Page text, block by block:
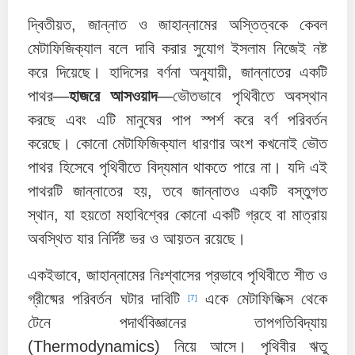
দ্বিতীয়ত, জান্নাত ও জাহান্নামের অস্তিত্বকে কেবল
মেটাফিজিক্যাল বলে দাবি করার সুযোগ ইসলাম নিজেই নষ্ট
করে দিয়েছে। হাদিসের বর্ণনা অনুযায়ী, জান্নাতের একটি
পাথর—হাজরে আসওয়াদ—ভৌতভাবে পৃথিবীতে অবস্থান
করছে এবং এটি মানুষের পাপ স্পর্শ করে বর্ণ পরিবর্তন
করেছে। কোনো মেটাফিজিক্যাল ধারণার অংশ কখনোই ভৌত
পাথর হিসেবে পৃথিবীতে বিদ্যমান থাকতে পারে না। যদি এই
পাথরটি জান্নাতের হয়, তবে জান্নাতও একটি বস্তুগত
স্থান, যা হয়তো মহাবিশ্বের কোনো একটি গ্রহে বা মাত্রায়
অবস্থিত যার নির্দিষ্ট ভর ও আয়তন রয়েছে।
একইভাবে, জাহান্নামের নিঃশ্বাসের প্রভাবে পৃথিবীতে শীত ও
গ্রীষ্মের পরিবর্তন ঘটার দাবিটি[7]
একে মেটাফিজিক্স থেকে
টেনে পদার্থবিজ্ঞানের তাপগতিবিদ্যায়
(Thermodynamics) নিয়ে আসে। পৃথিবীর ঋতু